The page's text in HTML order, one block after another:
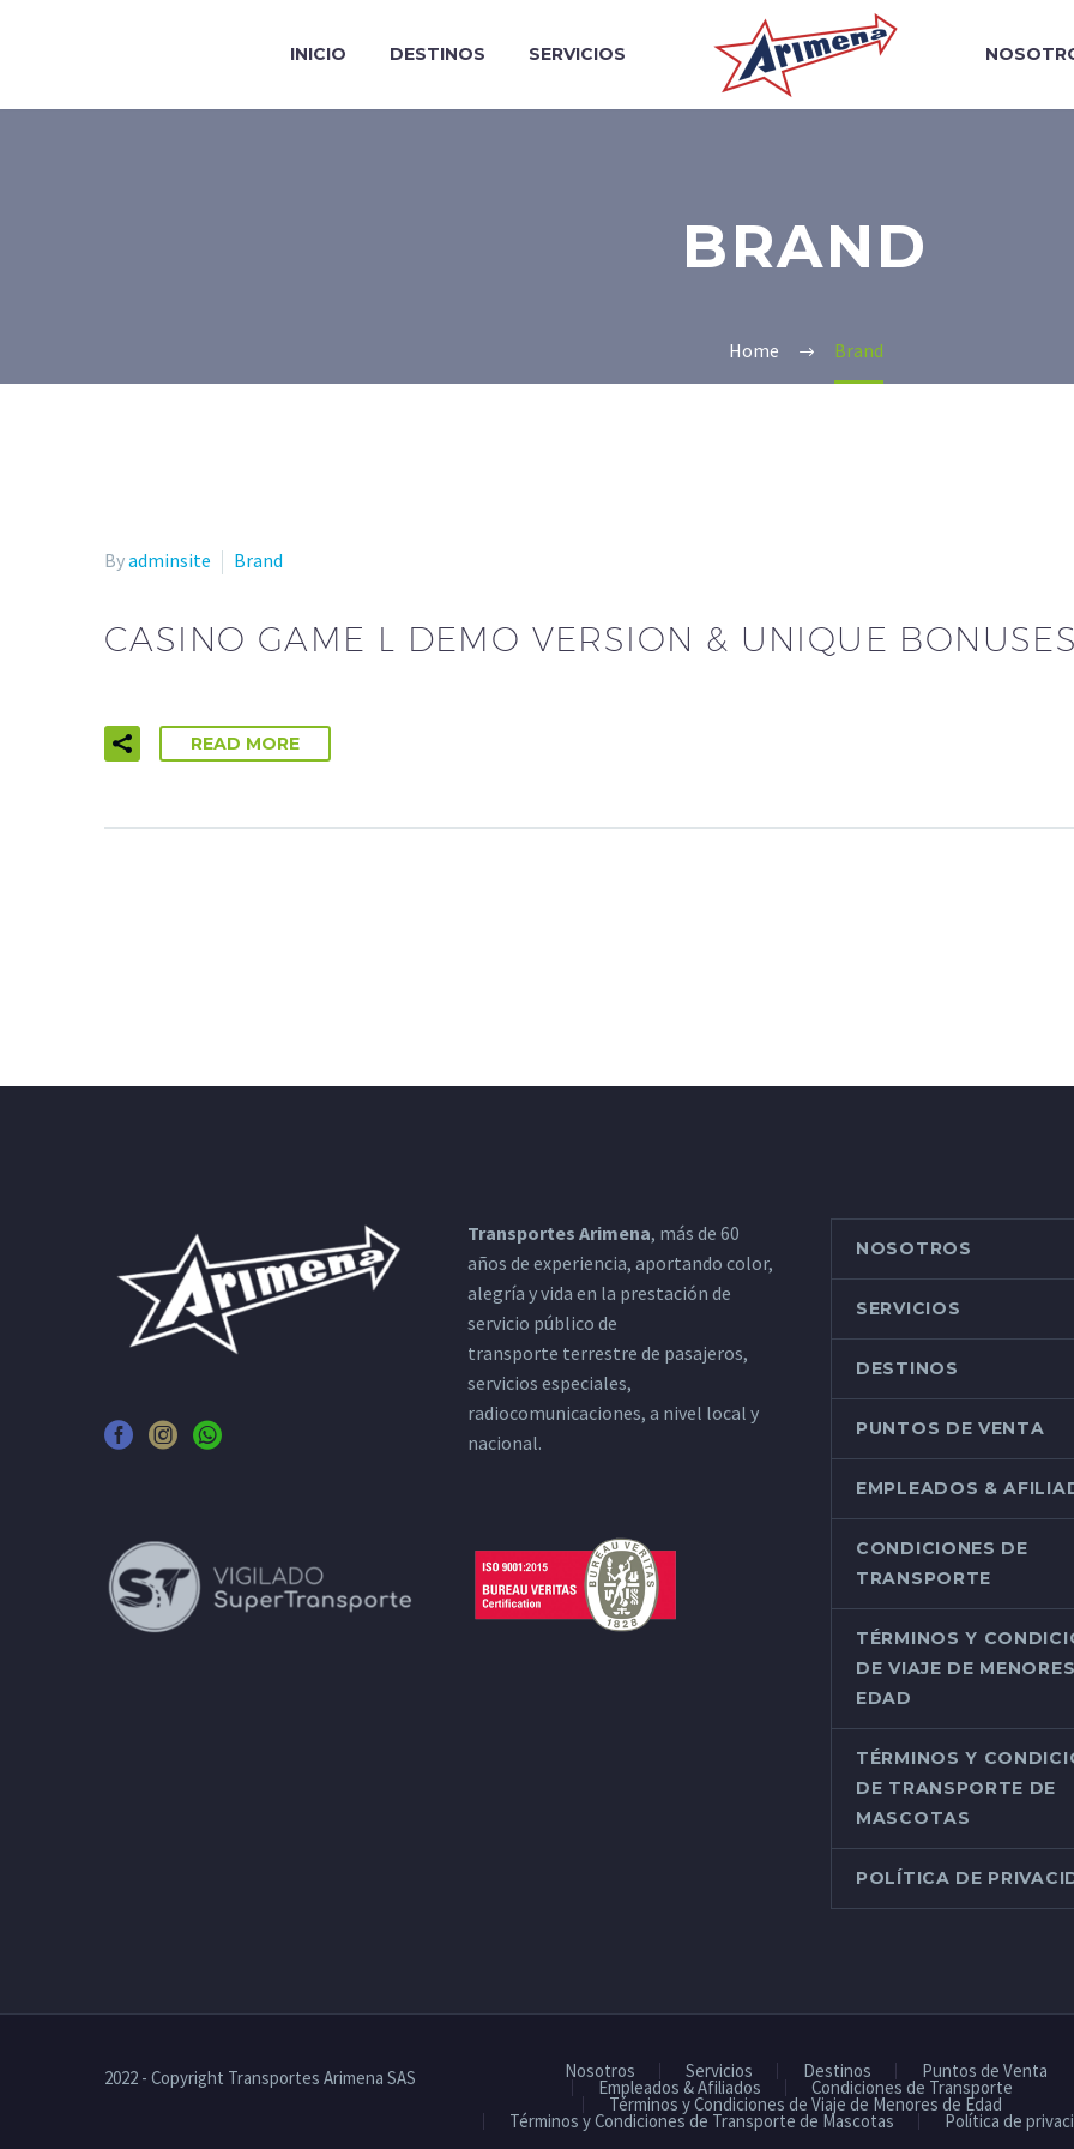
INICIO DESTINOS SERVICIOS
BRAND
Home Brand
Byadminsite Brand
CASINO GAME L DEMO VERSION & UNIQUE
READ MORE
Transportes Arimena, más de 60
años de experiencia, aportando color,
alegría y vida en la prestación de
servicio público de
transporte terrestre de pasajeros,
servicios especiales,
radiocomunicaciones, a nivel local y
nacional.
NOSOTROS
SERVICIOS
DESTINOS
PUNTOS DE VENTA
EMPLEADOS &
CONDICIONES DE
TRANSPORTE
TÉRMINOS Y
DE VIAJE DE
EDAD
TÉRMINOS Y
DE TRANSPORTE DE
MASCOTAS
POLÍTICA DE
Nosotros Servicios Destinos Puntos de Venta
Empleados & Afiliados Condiciones de Transporte
Términos y Condiciones de Viaje de Menores de Edad
Términos y Condiciones de Transporte de Mascotas Política de
2022 - Copyright Transportes Arimena SAS